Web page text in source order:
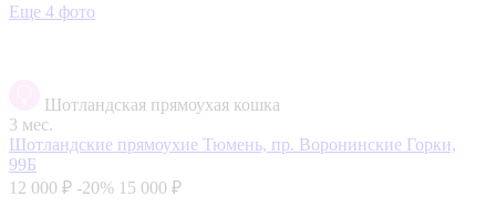
Еще 4 фото
Шотландская прямоухая кошка
3 мес.
Шотландские прямоухие Тюмень, пр. Воронинские Горки,
99Б
12 000 ₽ -20% 15 000 ₽